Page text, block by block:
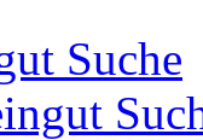
Suche